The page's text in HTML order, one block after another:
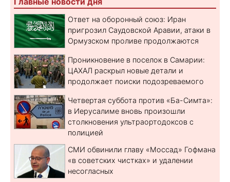
Ответ на оборонный союз: Иран
пригрозил Саудовской Аравии, атаки в
Ормузском проливе продолжаются
Проникновение в поселок в Самарии:
ЦАХАЛ раскрыл новые детали и
продолжает поиски подозреваемого
Четвертая суббота против «Ба-Симта»:
в Иерусалиме вновь произошли
столкновения ультраортодоксов с
полицией
СМИ обвинили главу «Моссад» Гофмана
«в советских чистках» и удалении
несогласных